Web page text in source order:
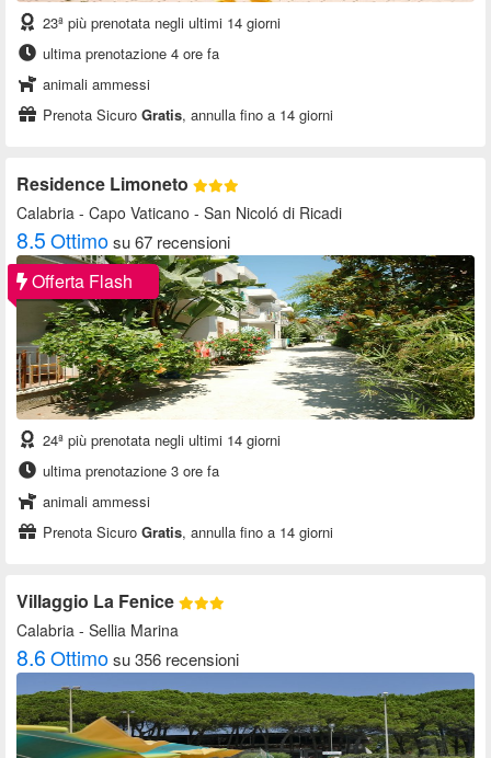
23ª più prenotata negli ultimi 14 giorni
ultima prenotazione 4 ore fa
animali ammessi
Prenota Sicuro Gratis, annulla fino a 14 giorni
Residence Limoneto
Calabria - Capo Vaticano - San Nicoló di Ricadi
8.5Ottimosu 67 recensioni
Offerta Flash
24ª più prenotata negli ultimi 14 giorni
ultima prenotazione 3 ore fa
animali ammessi
Prenota Sicuro Gratis, annulla fino a 14 giorni
Villaggio La Fenice
Calabria - Sellia Marina
8.6Ottimosu 356 recensioni